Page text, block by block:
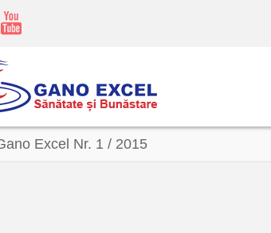
Excel Nr. 1 / 2015